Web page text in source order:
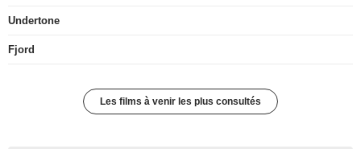
Undertone
Fjord
Les films à venir les plus consultés